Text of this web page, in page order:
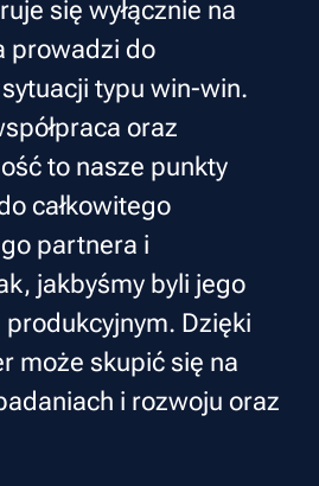
się wyłącznie na
prowadzi do
typu win-win.
oraz
to nasze punkty
całkowitego
partnera i
jakbyśmy byli jego
produkcyjnym. Dzięki
może skupić się na
i rozwoju oraz